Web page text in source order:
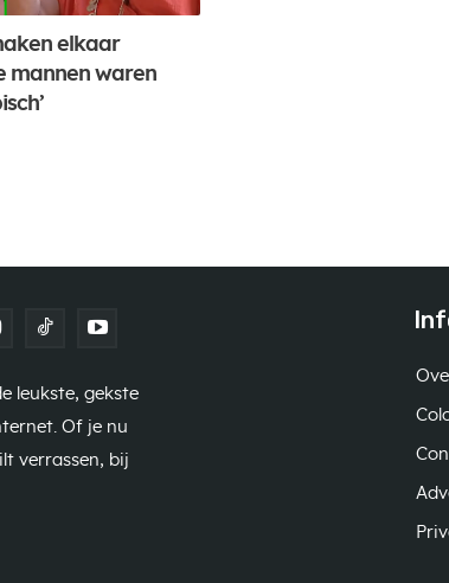
elkaar
mannen waren
leukste, gekste
Of je nu
verrassen, bij